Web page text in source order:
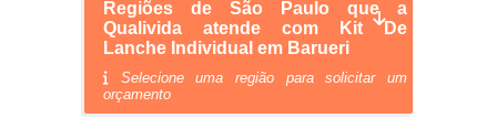
Regiões de São Paulo que a
Qualivida atende com Kit De
Lanche Individual em Barueri
Selecione uma região para solicitar um
orçamento